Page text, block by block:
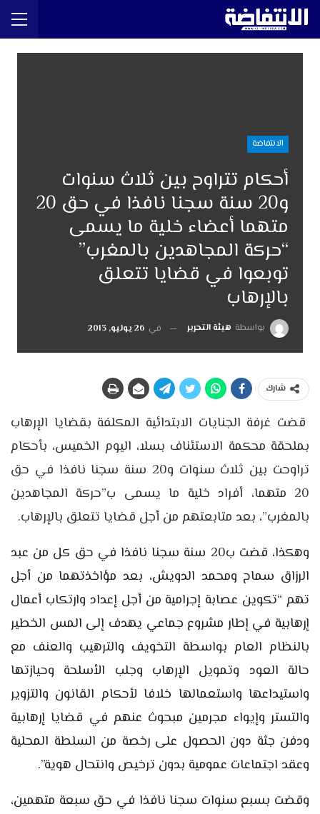
الانتفاضة
أحكام تتراوح بين ثلاث سنوات
و20 سنة سجنا نافذا في حق 20
متهما أعضاء خلية ما يسمى
“حركة المجاهدين بالمغرب”
توبعوا في قضايا تتعلق
بالإرهاب
بواسطة هيئة التحرير في 26 يوليو, 2013
شارك
قضت غرفة الجنايات الابتدائية المكلفة بقضايا الإرهاب
بملحقة محكمة الاستئناف بسلا، اليوم الخميس، بأحكام
تراوحت بين ثلاث سنوات و20 سنة سجنا نافذا في حق
20 متهما، أفراد خلية ما يسمى ب”حركة المجاهدين
بالمغرب”، بعد متابعتهم من أجل قضايا تتعلق بالإرهاب.
وهكذا، قضت ب20 سنة سجنا نافذا في حق كل من عبد
الرزاق سماح ومحمد الدويش، بعد مؤاخذتهما من أجل
تهم “تكوين عصابة إجرامية من أجل إعداد وارتكاب أعمال
إرهابية في إطار مشروع جماعي يهدف إلى المس الخطير
بالنظام العام بواسطة التخويف والترهيب والعنف مع
حالة العود وتمويل الإرهاب وجلب الأسلحة وحيازتها
واستيداعها واستعمالها خلافا لأحكام القانون والتزوير
والتستر وإيواء مجرمين مبحوث عنهم في قضايا إرهابية
ودفن جثة دون الحصول على رخصة من السلطة المحلية
وعقد اجتماعات عمومية بدون ترخيص وانتحال هوية”.
وقضت بسبع سنوات سجنا نافذا في حق سبعة متهمين،